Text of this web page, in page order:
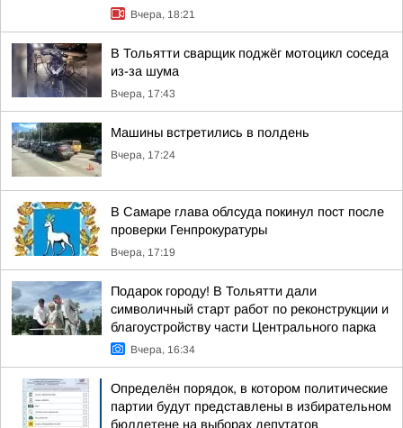
Вчера, 18:21
В Тольятти сварщик поджёг мотоцикл соседа
из-за шума
Вчера, 17:43
Машины встретились в полдень
Вчера, 17:24
В Самаре глава облсуда покинул пост после
проверки Генпрокуратуры
Вчера, 17:19
Подарок городу! В Тольятти дали
символичный старт работ по реконструкции и
благоустройству части Центрального парка
Вчера, 16:34
Определён порядок, в котором политические
партии будут представлены в избирательном
бюллетене на выборах депутатов